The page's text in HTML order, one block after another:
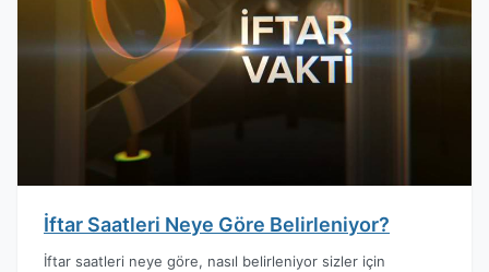
İftar Saatleri Neye Göre Belirleniyor?
İftar saatleri neye göre, nasıl belirleniyor sizler için